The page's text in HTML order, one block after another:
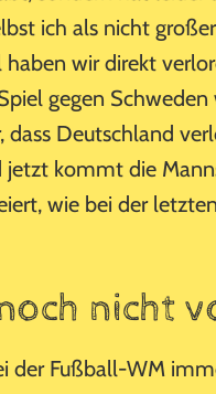
ich als nicht
haben wir direkt
gegen Schweden
dass Deutschland
jetzt kommt die
wie bei der
nicht
der Fußball-WM